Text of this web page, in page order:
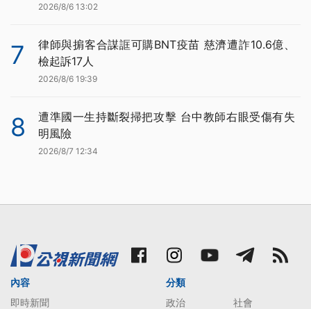
2026/8/6 13:02
7
律師與掮客合謀誆可購BNT疫苗 慈濟遭詐10.6億、
檢起訴17人
2026/8/6 19:39
8
遭準國一生持斷裂掃把攻擊 台中教師右眼受傷有失
明風險
2026/8/7 12:34
內容
即時新聞
分類
政治
社會